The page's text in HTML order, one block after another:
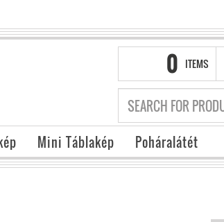
0 ITEMS
Mini Táblakép Poháralátét